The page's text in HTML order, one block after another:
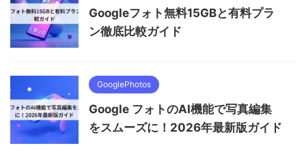
Googleフォト無料15GBと有料プラ
ン徹底比較ガイド
GooglePhotos
Google フォトのAI機能で写真編集
をスムーズに！2026年最新版ガイド